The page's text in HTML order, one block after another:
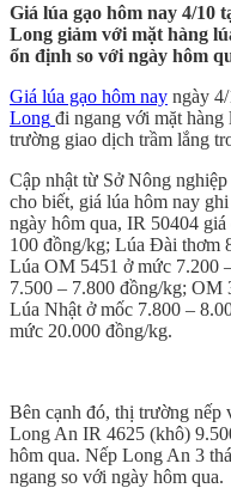
Giá lúa gạo hôm nay 4/10
Long giảm với mặt hàng
ổn định so với ngày hôm
Giá lúa gạo hôm nay ngày
Long đi ngang với mặt
trường giao dịch trầm lắng
Cập nhật từ Sở Nông
cho biết, giá lúa hôm nay
ngày hôm qua, IR 50404
100 đồng/kg; Lúa Đài thơm
Lúa OM 5451 ở mức 7.200
7.500 – 7.800 đồng/kg; OM
Lúa Nhật ở mốc 7.800 –
mức 20.000 đồng/kg.
Bên cạnh đó, thị trường
Long An IR 4625 (khô)
hôm qua. Nếp Long An 3
ngang so với ngày hôm qua.